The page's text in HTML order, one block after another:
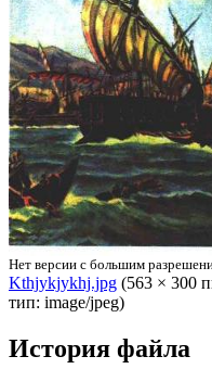
Нет версии с большим
Kthjykjykhj.jpg (563 × 300
тип: image/jpeg)
История файла